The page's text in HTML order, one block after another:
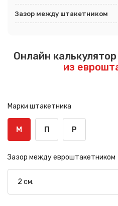
Зазор между штакетником
Онлайн калькулятор
из
Марки штакетника
М П Р
Зазор между евроштакетником